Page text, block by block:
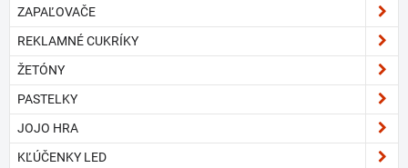
ZAPAĽOVAČE
REKLAMNÉ CUKRÍKY
ŽETÓNY
PASTELKY
JOJO HRA
KĽÚČENKY LED